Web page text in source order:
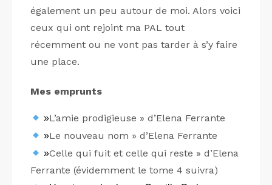
également un peu autour de moi. Alors voici
ceux qui ont rejoint ma PAL tout
récemment ou ne vont pas tarder à s’y faire
une place.
Mes emprunts
»L’amie prodigieuse » d’Elena Ferrante
»Le nouveau nom » d’Elena Ferrante
»Celle qui fuit et celle qui reste » d’Elena
Ferrante (évidemment le tome 4 suivra)